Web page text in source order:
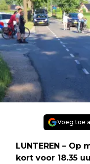
Voeg toe
LUNTEREN – Op
kort voor 18.35